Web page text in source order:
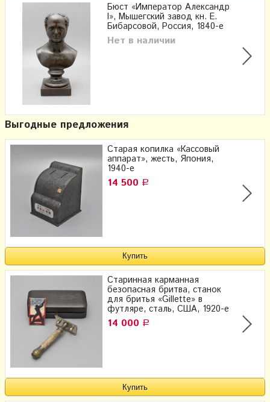
Бюст «Император Александр
I», Мышегский завод кн. Е.
Бибарсовой, Россия, 1840-е
Нет в наличии
Выгодные предложения
Старая копилка «Кассовый
аппарат», жесть, Япония,
1940-е
14 500 Р
Старинная карманная
безопасная бритва, станок
для бритья «Gillette» в
футляре, сталь, США, 1920-е
14 000 Р